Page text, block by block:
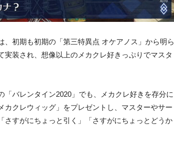
、初期も初期の「第三特異点 オケアノス」から明ら
装され、想像以上のメカクレ好きっぷりでマスタ
バレンタイン2020」でも、メカクレ好きを存分に
カクレウィッグ」をプレゼントし、マスターやサー
さすがにちょっと引く」「さすがにちょっとどうか